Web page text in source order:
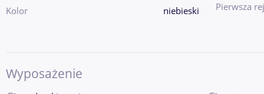
Kolor
niebieski Pierwsza
Wyposażenie